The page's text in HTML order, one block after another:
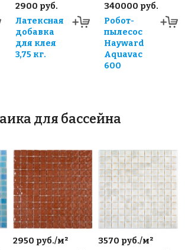
2900 руб.
Латексная
добавка
для клея
3,75 кг.
340000 руб.
Робот-
пылесос
Hayward
Aquavac
600
для бассейна
2950 руб./м²
3570 руб./м²